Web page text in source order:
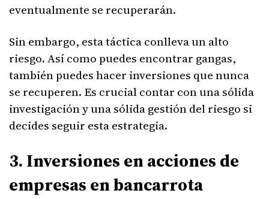
eventualmente se recuperarán.
Sin embargo, esta táctica conlleva un alto
riesgo. Así como puedes encontrar gangas,
también puedes hacer inversiones que nunca
se recuperen. Es crucial contar con una sólida
investigación y una sólida gestión del riesgo si
decides seguir esta estrategia.
3. Inversiones en acciones de
empresas en bancarrota